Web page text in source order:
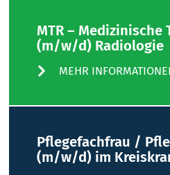
MTR – Medizinische
(m/w/d) Radiologie
MEHR
Pflegefachfrau /
(m/w/d) im